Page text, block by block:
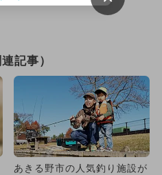
記事）
あきる野市の人気釣り施設が